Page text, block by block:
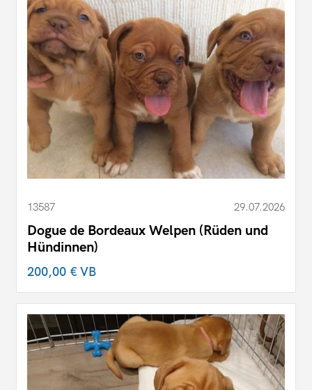
13587 29.07.2026
Dogue de Bordeaux Welpen (Rüden und
Hündinnen)
200,00 €VB